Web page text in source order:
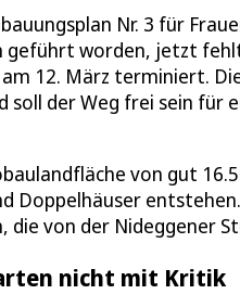
Nr. 3 für
worden, jetzt
12. März terminiert.
soll der Weg frei sein für
von gut
Doppelhäuser
die von der Nideggener
nicht mit Kritik